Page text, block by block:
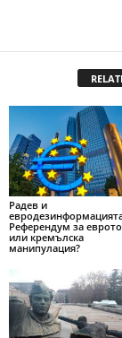
Радев и
Референдум за еврото
или кремълска
манипулация?